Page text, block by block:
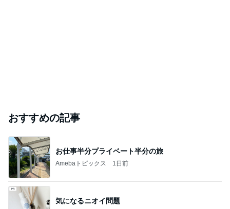
おすすめの記事
お仕事半分プライベート半分の旅
Amebaトピックス 1日前
気になるニオイ問題